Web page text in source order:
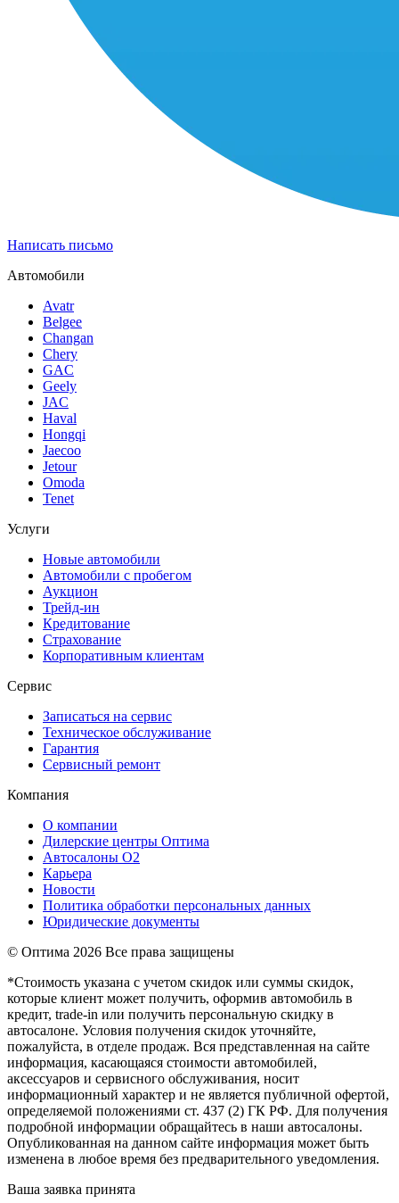
Написать письмо
Автомобили
Avatr
Belgee
Changan
Chery
GAC
Geely
JAC
Haval
Hongqi
Jaecoo
Jetour
Omoda
Tenet
Услуги
Новые автомобили
Автомобили с пробегом
Аукцион
Трейд-ин
Кредитование
Страхование
Корпоративным клиентам
Сервис
Записаться на сервис
Техническое обслуживание
Гарантия
Сервисный ремонт
Компания
О компании
Дилерские центры Оптима
Автосалоны О2
Карьера
Новости
Политика обработки персональных данных
Юридические документы
© Оптима 2026 Все права защищены
*Стоимость указана с учетом скидок или суммы скидок,
которые клиент может получить, оформив автомобиль в
кредит, trade-in или получить персональную скидку в
автосалоне. Условия получения скидок уточняйте,
пожалуйста, в отделе продаж. Вся представленная на сайте
информация, касающаяся стоимости автомобилей,
аксессуаров и сервисного обслуживания, носит
информационный характер и не является публичной офертой,
определяемой положениями ст. 437 (2) ГК РФ. Для получения
подробной информации обращайтесь в наши автосалоны.
Опубликованная на данном сайте информация может быть
изменена в любое время без предварительного уведомления.
Ваша заявка принята